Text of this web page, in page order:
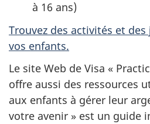
à 16 ans)
Trouvez des activités et des
vos enfants.
Le site Web de Visa «
offre aussi des ressources
aux enfants à gérer leur
votre avenir » est un guide